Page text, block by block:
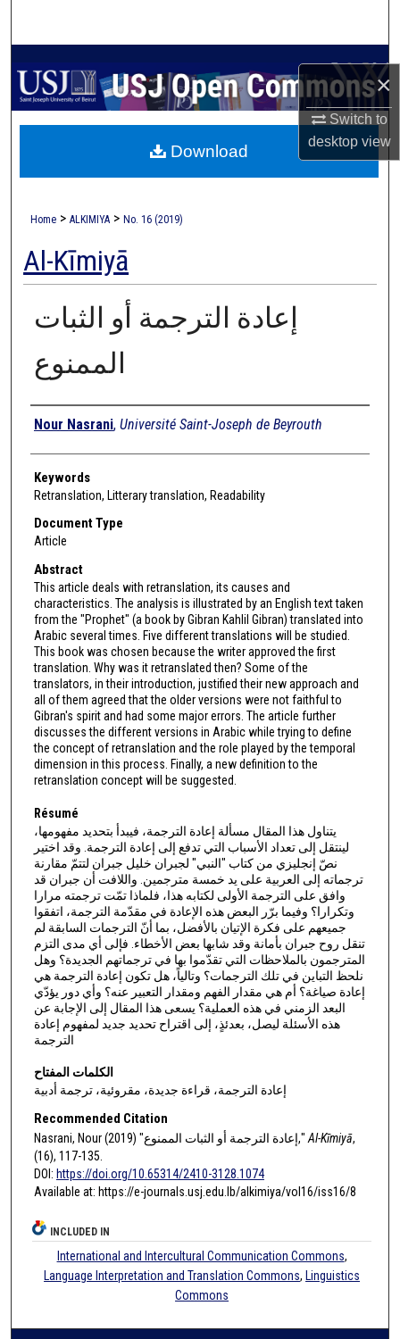
×
Switch to
desktopview
My Account
About
Home > ALKIMIYA > No. 16 (2019)
Al-Kīmiyā
إعادة الترجمة أو الثبات
الممنوع
Authors
Nour Nasrani, Université Saint-Joseph de Beyrouth
Keywords
Retranslation, Litterary translation, Readability
Document Type
Article
Abstract
This article deals with retranslation, its causes and
characteristics. The analysis is illustrated by an English text taken
from the "Prophet" (a book by Gibran Kahlil Gibran) translated into
Arabic several times. Five different translations will be studied.
This book was chosen because the writer approved the first
translation. Why was it retranslated then? Some of the
translators, in their introduction, justified their new approach and
all of them agreed that the older versions were not faithful to
Gibran's spirit and had some major errors. The article further
discusses the different versions in Arabic while trying to define
the concept of retranslation and the role played by the temporal
dimension in this process. Finally, a new definition to the
retranslation concept will be suggested.
Résumé
يتناول هذا المقال مسألة إعادة الترجمة، فيبدأ بتحديد مفهومها،
لينتقل إلى تعداد الأسباب التي تدفع إلى إعادة الترجمة. وقد اختير
نصّ إنجليزي من كتاب "النبي" لجبران خليل جبران لتتمّ مقارنة
ترجماته إلى العربية على يد خمسة مترجمين. واللافت أن جبران قد
وافق على الترجمة الأولى لكتابه هذا، فلماذا تمّت ترجمته مرارا
وتكرارا؟ وفيما برّر البعض هذه الإعادة في مقدّمة الترجمة، اتفقوا
جميعهم على فكرة الإتيان بالأفضل، بما أنّ الترجمات السابقة لم
تنقل روح جبران بأمانة وقد شابها بعض الأخطاء. فإلى أي مدى التزم
المترجمون بالملاحظات التي تقدّموا بها في ترجماتهم الجديدة؟ وهل
نلحظ التباين في تلك الترجمات؟ وتالياً، هل تكون إعادة الترجمة هي
إعادة صياغة؟ أم هي مقدار الفهم ومقدار التعبير عنه؟ وأي دور يؤدّي
البعد الزمني في هذه العملية؟ يسعى هذا المقال إلى الإجابة عن
هذه الأسئلة ليصل، بعدئذٍ، إلى اقتراح تحديد جديد لمفهوم إعادة
الترجمة
الكلمات المفتاح
إعادة الترجمة، قراءة جديدة، مقروئية، ترجمة أدبية
Recommended Citation
Nasrani, Nour (2019) "إعادة الترجمة أو الثبات الممنوع," Al-Kīmiyā,
(16), 117-135.
DOI: https://doi.org/10.65314/2410-3128.1074
Available at: https://e-journals.usj.edu.lb/alkimiya/vol16/iss16/8
Download
INCLUDED IN
International and Intercultural Communication Commons,
Language Interpretation and Translation Commons,Linguistics
Commons